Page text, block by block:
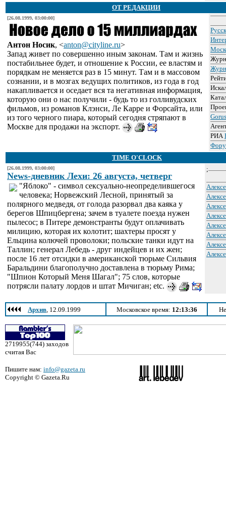
ОТ РЕДАКЦИИ
[26.08.1999, 03:00:00]
Антон Носик, <anton@cityline.ru>
Запад живет по совершенно иным законам. Там и жизнь
постабильнее будет, и отношение к России, ее властям и
порядкам не меняется раз в 15 минут. Там и в массовом
сознании, и в мозгах ведущих политиков, из года в год
накапливается и оседает вся та негативная информация,
которую они о нас получили - будь то из голливудских
фильмов, из романов Клэнси, Ле Карре и Форсайта, или
из того черного пиара, который сегодня стряпают в
Москве для продажи на экспорт.
РИА
TIME O'CLOCK
[26.08.1999, 03:00:00]
News-дневник Лехи: 26 августа, четверг
"Яблоко" - символ сексуально-неопределившегося
человека; Норвежский Лесной, принятый за
полярного медведя, от голода разорвал два каяка у
берегов Шпицбергена; зачем в туалете поезда нужен
пылесос; в Питере демонстранты будут оплачивать
милицию, которая их колотит; шахтеры просят у
Ельцина колючей проволоки; польские танки идут на
Таллин; генерал Лебедь - друг индейцев и их жен;
после 16 лет отсидки в американской тюрьме Сильвия
Баральдини благополучно доставлена в тюрьму Рима;
"Шпион Который Меня Шагал"; 75 слов, которые
потрясли палату лордов и штат Мичиган; etc.
;
Архив, 12.09.1999 Московское время: 12:13:36
2719955(744) заходов
считая Вас
Пишите нам: info@gazeta.ru
Copyright © Gazeta.Ru